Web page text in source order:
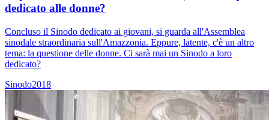
dedicato alle donne?
Concluso il Sinodo dedicato ai giovani, si guarda all'Assemblea
sinodale straordinaria sull'Amazzonia. Eppure, latente, c'è un altro
tema: la questione delle donne. Ci sarà mai un Sinodo a loro
dedicato?
Sinodo2018